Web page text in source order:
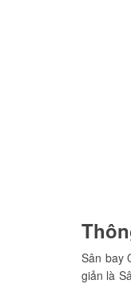
Sân bay
giản là